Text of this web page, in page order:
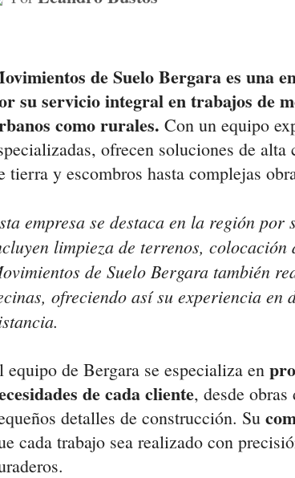
de Suelo Bergara es una
su servicio integral en trabajos de
como rurales. Con un equipo
ofrecen soluciones de alta
tierra y escombros hasta complejas
empresa se destaca en la región
limpieza de terrenos,
de Suelo Bergara también
ofreciendo así su experiencia
equipo de Bergara se especializa en
de cada cliente, desde obras
detalles de construcción. Su
cada trabajo sea realizado con